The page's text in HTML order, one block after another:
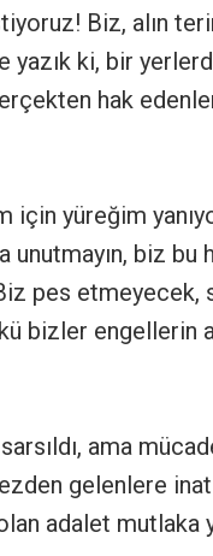
Biz, alın
ki, bir
hak
için yüreğim
unutmayın, biz bu
pes etmeyecek,
bizler engellerin
ama
gelenlere
adalet mutlaka